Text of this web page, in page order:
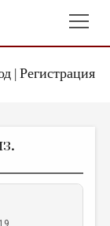
| Регистрация